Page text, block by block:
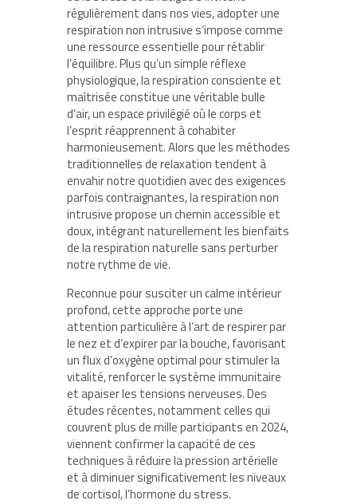
régulièrement dans nos vies, adopter une
respiration non intrusive s’impose comme
une ressource essentielle pour rétablir
l’équilibre. Plus qu’un simple réflexe
physiologique, la respiration consciente et
maîtrisée constitue une véritable bulle
d’air, un espace privilégié où le corps et
l’esprit réapprennent à cohabiter
harmonieusement. Alors que les méthodes
traditionnelles de relaxation tendent à
envahir notre quotidien avec des exigences
parfois contraignantes, la respiration non
intrusive propose un chemin accessible et
doux, intégrant naturellement les bienfaits
de la respiration naturelle sans perturber
notre rythme de vie.
Reconnue pour susciter un calme intérieur
profond, cette approche porte une
attention particulière à l’art de respirer par
le nez et d’expirer par la bouche, favorisant
un flux d’oxygène optimal pour stimuler la
vitalité, renforcer le système immunitaire
et apaiser les tensions nerveuses. Des
études récentes, notamment celles qui
couvrent plus de mille participants en 2024,
viennent confirmer la capacité de ces
techniques à réduire la pression artérielle
et à diminuer significativement les niveaux
de cortisol, l’hormone du stress.